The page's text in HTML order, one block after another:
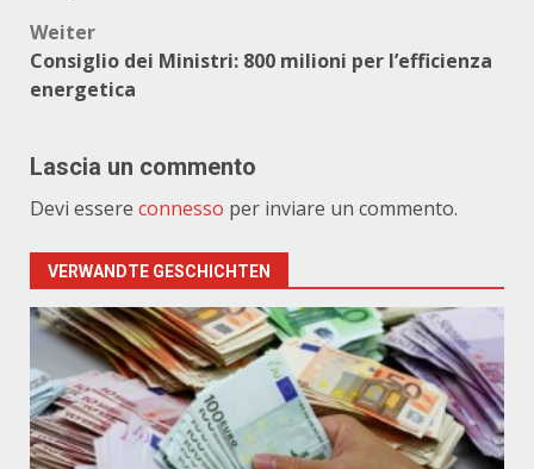
Weiter
Consiglio dei Ministri: 800 milioni per l’efficienza
energetica
Lascia un commento
Devi essere connesso per inviare un commento.
VERWANDTE GESCHICHTEN